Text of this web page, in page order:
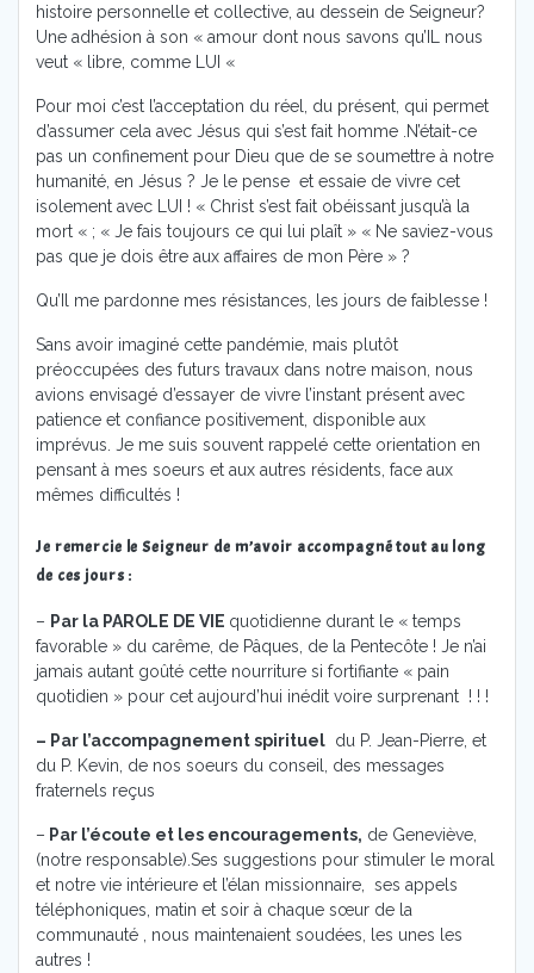
histoire personnelle et collective, au dessein de Seigneur?
Une adhésion à son « amour dont nous savons qu’IL nous
veut « libre, comme LUI «
Pour moi c’est l’acceptation du réel, du présent, qui permet
d’assumer cela avec Jésus qui s’est fait homme .N’était-ce
pas un confinement pour Dieu que de se soumettre à notre
humanité, en Jésus ? Je le pense et essaie de vivre cet
isolement avec LUI ! « Christ s’est fait obéissant jusqu’à la
mort « ; « Je fais toujours ce qui lui plaît » « Ne saviez-vous
pas que je dois être aux affaires de mon Père » ?
Qu’Il me pardonne mes résistances, les jours de faiblesse !
Sans avoir imaginé cette pandémie, mais plutôt
préoccupées des futurs travaux dans notre maison, nous
avions envisagé d’essayer de vivre l’instant présent avec
patience et confiance positivement, disponible aux
imprévus. Je me suis souvent rappelé cette orientation en
pensant à mes soeurs et aux autres résidents, face aux
mêmes difficultés !
Je remercie le Seigneur de m’avoir accompagné tout au long
de ces jours :
– Par la PAROLE DE VIE quotidienne durant le « temps
favorable » du carême, de Pâques, de la Pentecôte ! Je n’ai
jamais autant goûté cette nourriture si fortifiante « pain
quotidien » pour cet aujourd’hui inédit voire surprenant ! ! !
– Par l’accompagnement spirituel du P. Jean-Pierre, et
du P. Kevin, de nos soeurs du conseil, des messages
fraternels reçus
– Par l’écoute et les encouragements, de Geneviève,
(notre responsable).Ses suggestions pour stimuler le moral
et notre vie intérieure et l’élan missionnaire, ses appels
téléphoniques, matin et soir à chaque sœur de la
communauté , nous maintenaient soudées, les unes les
autres !